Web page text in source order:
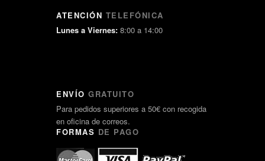
ATENCIÓN TELEFÓNICA
Lunes a Viernes: 8:00 a 14:00
ENVÍO GRATUITO
Para pedidos superiores a 50€ con recogida
en oficina de correos.
FORMAS DE PAGO